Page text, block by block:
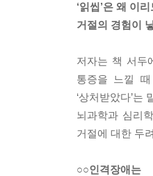
서는 자신감 넘
받을까 두려운
“우리가 느끼는
안은 이 모든
의 목소리는 누
적으로 행동해.’”
‘읽씹’은 왜 이
거절의 경험이
저자는 책 서두
통증을 느낄
‘상처받았다’
뇌과학과 심리
거절에 대한 두
○○인격장애는